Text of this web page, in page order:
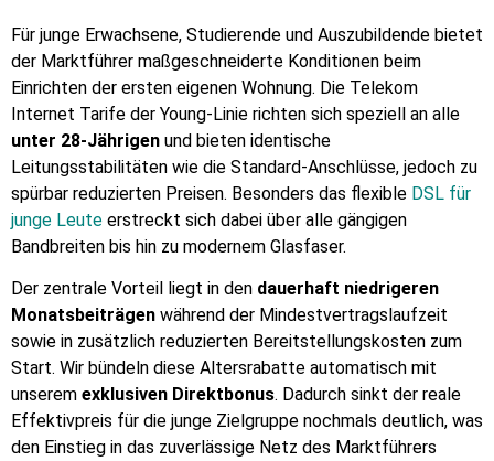
Für junge Erwachsene, Studierende und Auszubildende bietet
der Marktführer maßgeschneiderte Konditionen beim
Einrichten der ersten eigenen Wohnung. Die Telekom
Internet Tarife der Young-Linie richten sich speziell an alle
unter 28-Jährigen und bieten identische
Leitungsstabilitäten wie die Standard-Anschlüsse, jedoch zu
spürbar reduzierten Preisen. Besonders das flexible DSL für
junge Leute erstreckt sich dabei über alle gängigen
Bandbreiten bis hin zu modernem Glasfaser.
Der zentrale Vorteil liegt in den dauerhaft niedrigeren
Monatsbeiträgen während der Mindestvertragslaufzeit
sowie in zusätzlich reduzierten Bereitstellungskosten zum
Start. Wir bündeln diese Altersrabatte automatisch mit
unserem exklusiven Direktbonus. Dadurch sinkt der reale
Effektivpreis für die junge Zielgruppe nochmals deutlich, was
den Einstieg in das zuverlässige Netz des Marktführers